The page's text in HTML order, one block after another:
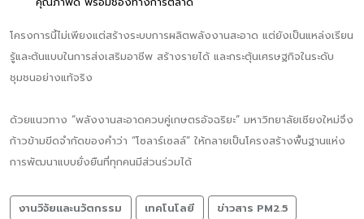
โครงการนี้ไม่เพียงแต่สร้างระบบการผลิตพลังงานสะอาด แต่ยังเป็นแหล่งเรียน
รู้และต้นแบบในการส่งเสริมอาชีพ สร้างรายได้ และกระตุ้นเศรษฐกิจในระดับ
ชุมชนอย่างแท้จริง
ด้วยแนวทาง “พลังงานสะอาดควบคู่เกษตรอัจฉริยะ” มหาวิทยาลัยเชียงใหม่จึง
ก้าวข้ามขีดจำกัดของคำว่า “โซลาร์เซลล์” ให้กลายเป็นโครงสร้างพื้นฐานแห่ง
การพัฒนาแบบยั่งยืนที่ทุกคนมีส่วนร่วมได้
งานวิจัยและนวัตกรรม เทคโนโลยี ข่าวสาร PM2.5